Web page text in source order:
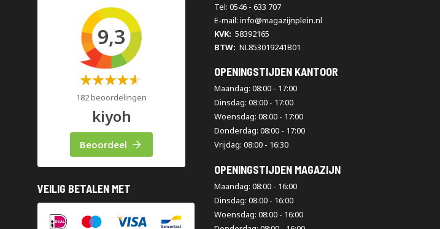
9,3
Waardering:
182 beoordelingen
kiyoh
Beoordeel
VEILIG BETALEN MET
Tel: 0546 - 633 707
E-mail: info@magazijnplein.nl
KVK: 58392165
BTW: NL853019241B01
OPENINGSTIJDEN KANTOOR
Maandag: 08:00 - 17:00
Dinsdag: 08:00 - 17:00
Woensdag: 08:00 - 17:00
Donderdag: 08:00 - 17:00
Vrijdag: 08:00 - 16:30
OPENINGSTIJDEN MAGAZIJN
Maandag: 08:00 - 16:00
Dinsdag: 08:00 - 16:00
Woensdag: 08:00 - 16:00